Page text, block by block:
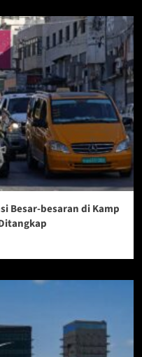
Besar-besaran di Kamp